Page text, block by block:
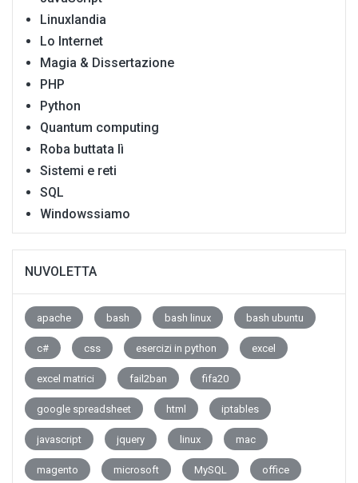
Linuxlandia
Lo Internet
Magia & Dissertazione
PHP
Python
Quantum computing
Roba buttata lì
Sistemi e reti
SQL
Windowssiamo
NUVOLETTA
apache bash bash linux bash ubuntu
c# css esercizi in python excel
excel matrici fail2ban fifa20
google spreadsheet html iptables
javascript jquery linux mac
magento microsoft MySQL office